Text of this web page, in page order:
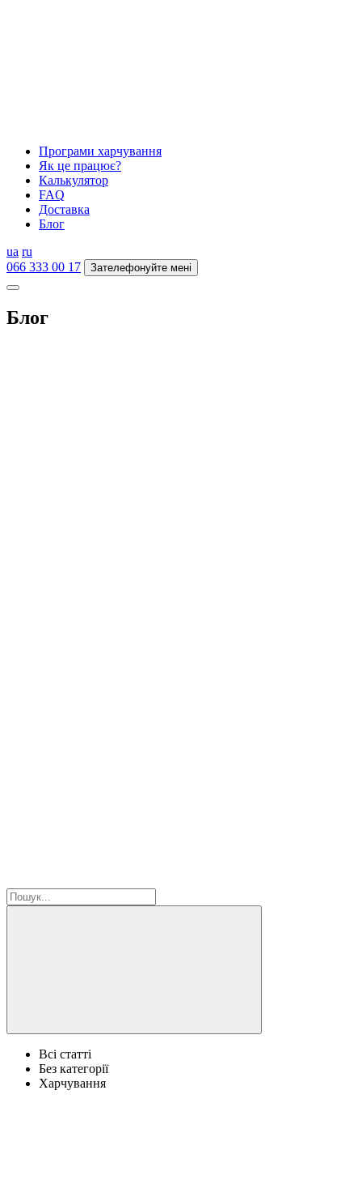
Програми харчування
Як це працює?
Калькулятор
FAQ
Доставка
Блог
ua ru
066 333 00 17
Зателефонуйте мені
Блог
Всі статті
Без категорії
Харчування